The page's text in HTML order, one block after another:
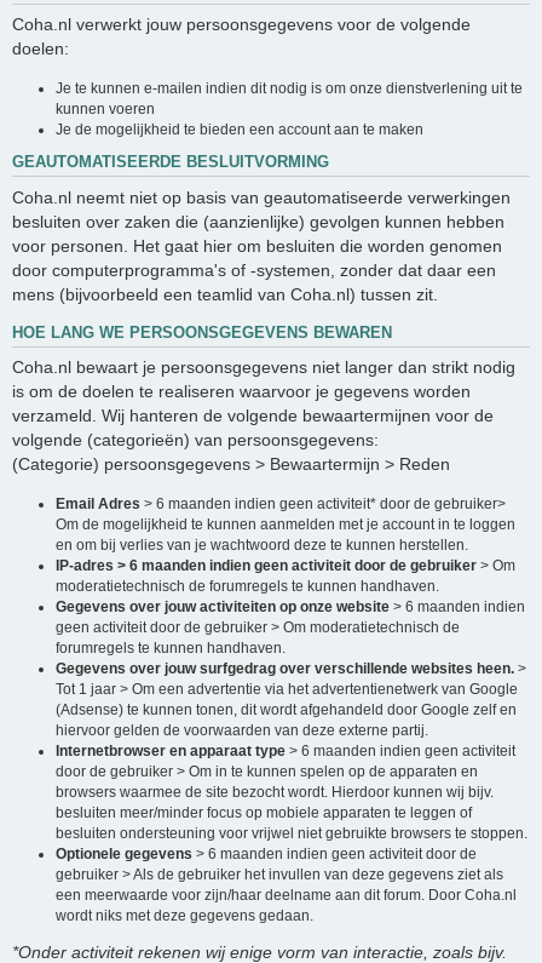
Coha.nl verwerkt jouw persoonsgegevens voor de volgende
doelen:
Je te kunnen e-mailen indien dit nodig is om onze dienstverlening uit te
kunnen voeren
Je de mogelijkheid te bieden een account aan te maken
GEAUTOMATISEERDE BESLUITVORMING
Coha.nl neemt niet op basis van geautomatiseerde verwerkingen
besluiten over zaken die (aanzienlijke) gevolgen kunnen hebben
voor personen. Het gaat hier om besluiten die worden genomen
door computerprogramma's of -systemen, zonder dat daar een
mens (bijvoorbeeld een teamlid van Coha.nl) tussen zit.
HOE LANG WE PERSOONSGEGEVENS BEWAREN
Coha.nl bewaart je persoonsgegevens niet langer dan strikt nodig
is om de doelen te realiseren waarvoor je gegevens worden
verzameld. Wij hanteren de volgende bewaartermijnen voor de
volgende (categorieën) van persoonsgegevens:
(Categorie) persoonsgegevens > Bewaartermijn > Reden
Email Adres > 6 maanden indien geen activiteit* door de gebruiker>
Om de mogelijkheid te kunnen aanmelden met je account in te loggen
en om bij verlies van je wachtwoord deze te kunnen herstellen.
IP-adres > 6 maanden indien geen activiteit door de gebruiker > Om
moderatietechnisch de forumregels te kunnen handhaven.
Gegevens over jouw activiteiten op onze website > 6 maanden indien
geen activiteit door de gebruiker > Om moderatietechnisch de
forumregels te kunnen handhaven.
Gegevens over jouw surfgedrag over verschillende websites heen. >
Tot 1 jaar > Om een advertentie via het advertentienetwerk van Google
(Adsense) te kunnen tonen, dit wordt afgehandeld door Google zelf en
hiervoor gelden de voorwaarden van deze externe partij.
Internetbrowser en apparaat type > 6 maanden indien geen activiteit
door de gebruiker > Om in te kunnen spelen op de apparaten en
browsers waarmee de site bezocht wordt. Hierdoor kunnen wij bijv.
besluiten meer/minder focus op mobiele apparaten te leggen of
besluiten ondersteuning voor vrijwel niet gebruikte browsers te stoppen.
Optionele gegevens > 6 maanden indien geen activiteit door de
gebruiker > Als de gebruiker het invullen van deze gegevens ziet als
een meerwaarde voor zijn/haar deelname aan dit forum. Door Coha.nl
wordt niks met deze gegevens gedaan.
*Onder activiteit rekenen wij enige vorm van interactie, zoals bijv.